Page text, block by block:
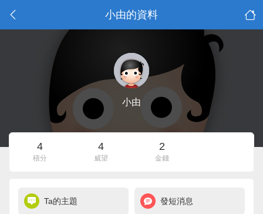
小由的資料
小由
4
積分
4
威望
2
金錢
Ta的主題 發短消息